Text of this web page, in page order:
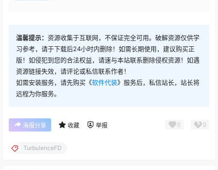
温馨提示： 资源收集于互联网，不保证完全可用。破解资源仅供学
习参考，请于下载后24小时内删除！如需长期使用，建议购买正
版！如侵犯到您的合法权益，请速与本站联系删除侵权资源！如遇
资源链接失效，请评论或私信联系作者！
如需安装服务，请先购买《软件代装》服务后，私信站长，站长将
远程为你服务。
海报分享 收藏 举报 0 0
TurbulenceFD